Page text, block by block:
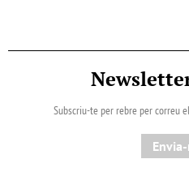
Subscriu-te per rebre per correu